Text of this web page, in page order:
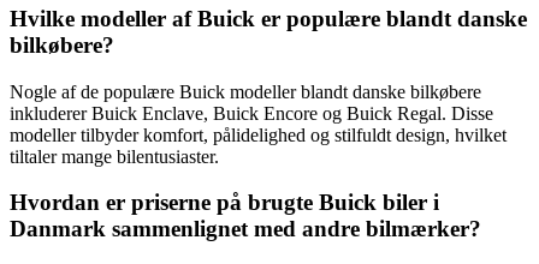
Hvilke modeller af Buick er populære blandt danske
bilkøbere?
Nogle af de populære Buick modeller blandt danske bilkøbere
inkluderer Buick Enclave, Buick Encore og Buick Regal. Disse
modeller tilbyder komfort, pålidelighed og stilfuldt design, hvilket
tiltaler mange bilentusiaster.
Hvordan er priserne på brugte Buick biler i
Danmark sammenlignet med andre bilmærker?